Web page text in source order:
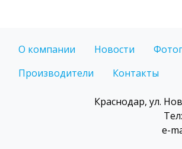
О компании Новости
Производители
Контакты
Краснодар, ул.
Тел:
e-